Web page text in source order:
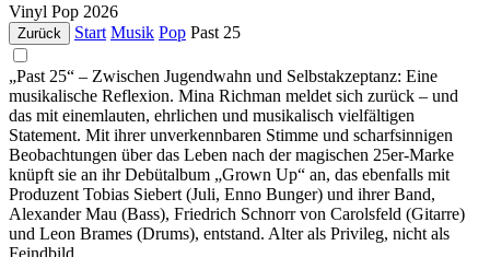
Vinyl Pop 2026
Zurück Start Musik Pop Past 25
„Past 25“ – Zwischen Jugendwahn und Selbstakzeptanz: Eine
musikalische Reflexion. Mina Richman meldet sich zurück – und
das mit einemlauten, ehrlichen und musikalisch vielfältigen
Statement. Mit ihrer unverkennbaren Stimme und scharfsinnigen
Beobachtungen über das Leben nach der magischen 25er-Marke
knüpft sie an ihr Debütalbum „Grown Up“ an, das ebenfalls mit
Produzent Tobias Siebert (Juli, Enno Bunger) und ihrer Band,
Alexander Mau (Bass), Friedrich Schnorr von Carolsfeld (Gitarre)
und Leon Brames (Drums), entstand. Alter als Privileg, nicht als
Feindbild.